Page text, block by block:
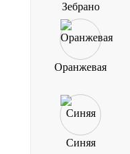
Зебрано
Оранжевая
Синяя